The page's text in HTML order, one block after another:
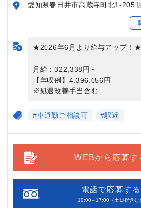
愛知県春日井市高蔵寺町北1-205
★2026年6月より給与アップ！★
月給：322,338円～
【年収例】4,396,056円
※処遇改善手当含む
#車通勤ご相談可 #駅近
WEBから応募す
電話で応募する
10:00～17:00（土日祝含む）